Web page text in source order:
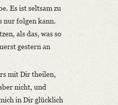
Es ist seltsam zu
nur folgen kann.
als das, was so
gestern an
mit Dir theilen,
nicht, und
in Dir glücklich